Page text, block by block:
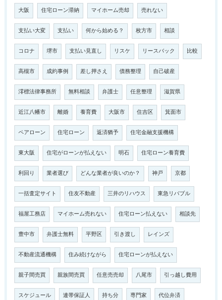
大阪 住宅ローン滞納 マイホーム売却 売れない
支払い大変 支払い 何から始める？ 枚方市 相談
コロナ 堺市 支払い見直し リスケ リースバック 比較
高槻市 成約事例 差し押さえ 債務整理 自己破産
澪標法律事務所 無料相談 弁護士 任意整理 滋賀県
近江八幡市 離婚 養育費 大阪市 住吉区 箕面市
ペアローン 住宅ローン 返済猶予 住宅金融支援機構
東大阪 住宅がローンが払えない 明石 住宅ローン養育費
利回り 業者選び どんな業者が良いのか？ 神戸 京都
一括査定サイト 住友不動産 三井のリハウス 東急リバブル
福屋工務店 マイホーム売れない 住宅ローン払えない 相談先
豊中市 弁護士無料 平野区 引き渡し レインズ
不動産流通機構 住み続けながら 住宅ローンが払えない
親子間売買 親族間売買 任意売売却 八尾市 引っ越し費用
スケジュール 連帯保証人 持ち分 専門家 代位弁済